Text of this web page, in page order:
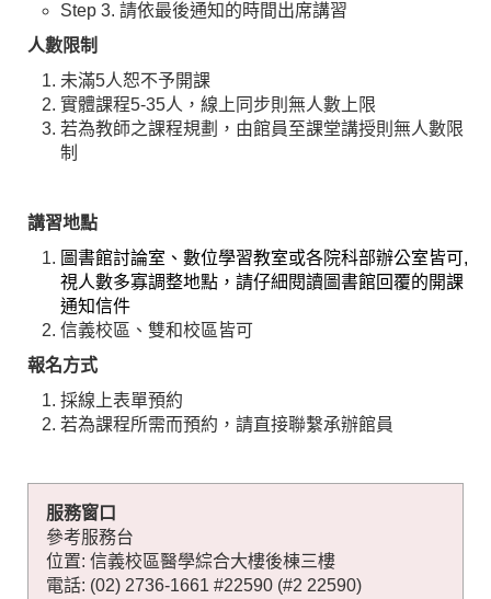
Step 3. 請依最後通知的時間出席講習
人數限制
未滿5人恕不予開課
實體課程5-35人，線上同步則無人數上限
若為教師之課程規劃，由館員至課堂講授則無人數限
制
講習地點
圖書館討論室、數位學習教室或各院科部辦公室皆可,
視人數多寡調整地點，請仔細閱讀圖書館回覆的開課
通知信件
信義校區、雙和校區皆可
報名方式
採線上表單預約
若為課程所需而預約，請直接聯繫承辦館員
服務窗口
參考服務台
位置: 信義校區醫學綜合大樓後棟三樓
電話: (02) 2736-1661 #22590 (#2 22590)